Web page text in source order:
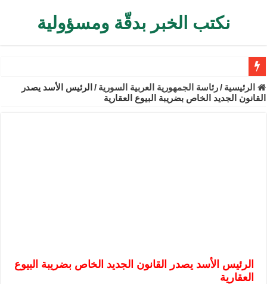
نكتب الخبر بدقّة ومسؤولية
الأمن الداخلي يعثر على مقبرة جماعية في ريف اللاذقية تضم 9 جثامين
الوزير الشيباني يبحث في باريس تعزيز الاستقرار في سوريا
سوريا تبحث مع الإيسيسكو التعاون في البحث العلمي وحماية التراث
الرئيسية /رئاسة الجمهورية العربية السورية / الرئيس الأسد يصدر
القانون الجديد الخاص بضريبة البيوع العقارية
الرئيس الأسد يصدر القانون الجديد الخاص بضريبة البيوع
العقارية